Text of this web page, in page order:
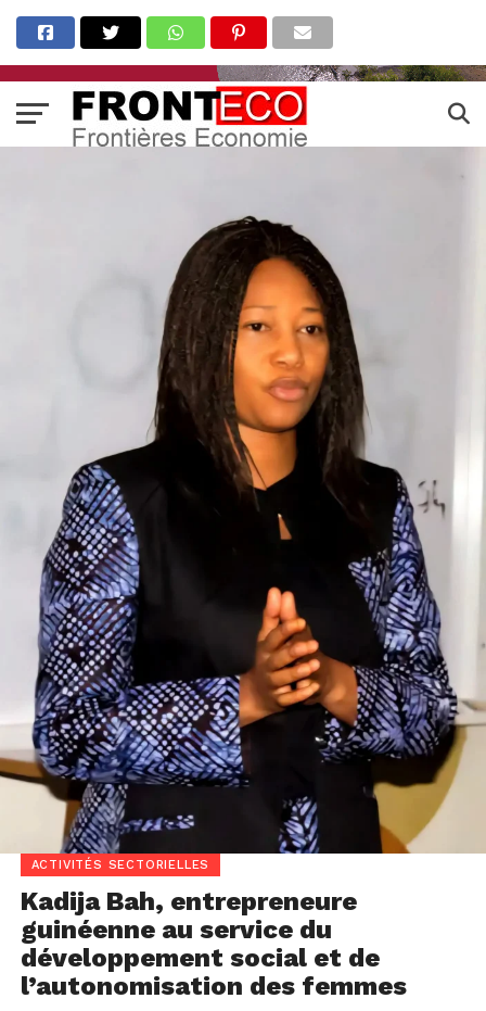
ACTIVITÉS SECTORIELLES
Kadija Bah, entrepreneure
guinéenne au service du
développement social et de
l’autonomisation des femmes